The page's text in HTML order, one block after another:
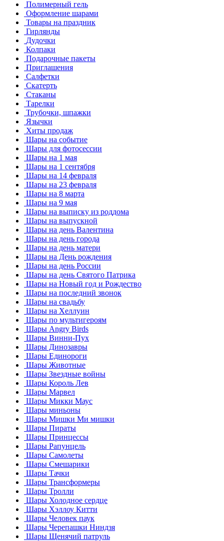
Полимерный гель
Оформление шарами
Товары на праздник
Гирлянды
Дудочки
Колпаки
Подарочные пакеты
Приглашения
Салфетки
Скатерть
Стаканы
Тарелки
Трубочки, шпажки
Язычки
Хиты продаж
Шары на событие
Шары для фотосессии
Шары на 1 мая
Шары на 1 сентября
Шары на 14 февраля
Шары на 23 февраля
Шары на 8 марта
Шары на 9 мая
Шары на выписку из роддома
Шары на выпускной
Шары на день Валентина
Шары на день города
Шары на день матери
Шары на День рождения
Шары на день России
Шары на день Святого Патрика
Шары на Новый год и Рождество
Шары на последний звонок
Шары на свадьбу
Шары на Хеллуин
Шары по мультигероям
Шары Angry Birds
Шары Винни-Пух
Шары Динозавры
Шары Единороги
Шары Животные
Шары Звездные войны
Шары Король Лев
Шары Марвел
Шары Микки Маус
Шары миньоны
Шары Мишки Ми мишки
Шары Пираты
Шары Принцессы
Шары Рапунцель
Шары Самолеты
Шары Смешарики
Шары Тачки
Шары Трансформеры
Шары Тролли
Шары Холодное сердце
Шары Хэллоу Китти
Шары Человек паук
Шары Черепашки Ниндзя
Шары Щенячий патруль